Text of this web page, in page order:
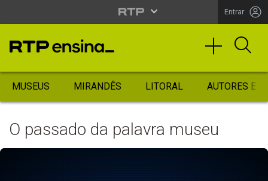
Entrar
MUSEUS MIRANDÊS LITORAL AUTORES
O passado da palavra museu